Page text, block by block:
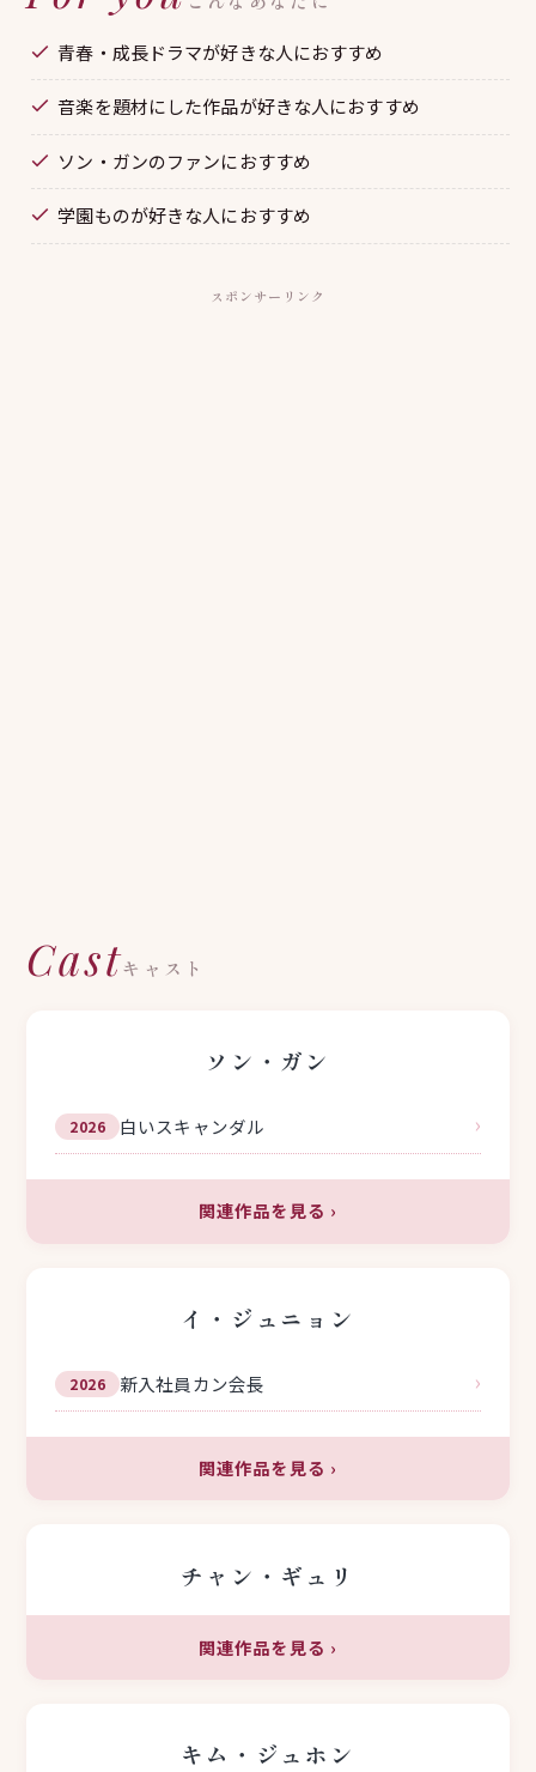
青春・成長ドラマが好きな人におすすめ
音楽を題材にした作品が好きな人におすすめ
ソン・ガンのファンにおすすめ
学園ものが好きな人におすすめ
スポンサーリンク
Castキャスト
ソン・ガン
2026 白いスキャンダル ›
関連作品を見る ›
イ・ジュニョン
2026 新入社員カン会長 ›
関連作品を見る ›
チャン・ギュリ
関連作品を見る ›
キム・ジュホン